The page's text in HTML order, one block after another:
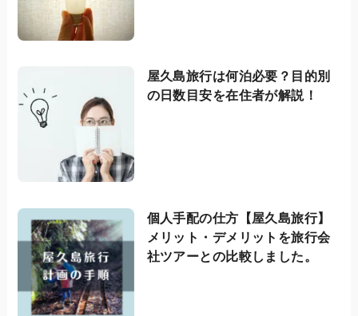
屋久島旅行は何泊必要？目的別
の日数目安を在住者が解説！
個人手配の仕方【屋久島旅行】
メリット・デメリットを旅行会
社ツアーとの比較しました。